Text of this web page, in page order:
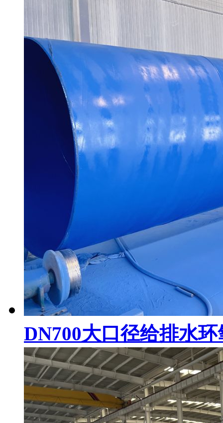
DN700大口径给排水